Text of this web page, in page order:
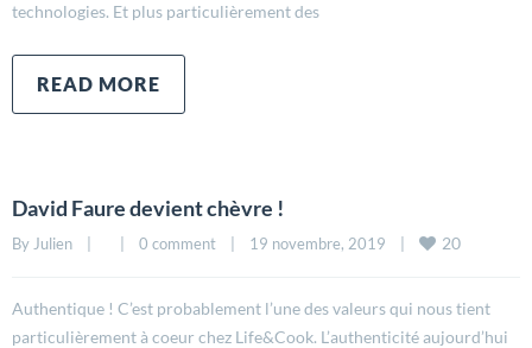
technologies. Et plus particulièrement des
READ MORE
David Faure devient chèvre !
By Julien 0 comment 19 novembre, 2019 20
Authentique ! C’est probablement l’une des valeurs qui nous tient
particulièrement à coeur chez Life&Cook. L’authenticité aujourd’hui